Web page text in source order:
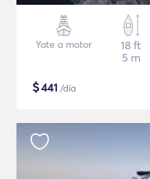
Yate a motor
18 ft
5 m
$441 /día